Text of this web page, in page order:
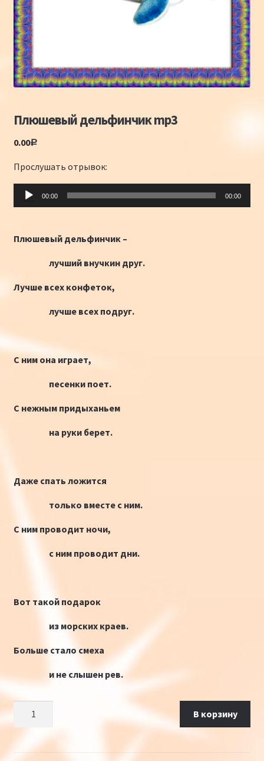
Конкурсы
Интернет-конкурс чтецов «Созвучие 2018»
Наши участники и победители
Плюшевый дельфинчик mp3
0.00Р
Прослушать отрывок:
Аудиоплеер
00:00 00:00
Плюшевый дельфинчик –
лучший внучкин друг.
Лучше всех конфеток,
лучше всех подруг.
С ним она играет,
песенки поет.
С нежным придыханьем
на руки берет.
Даже спать ложится
только вместе с ним.
С ним проводит ночи,
с ним проводит дни.
Вот такой подарок
из морских краев.
Больше стало смеха
и не слышен рев.
Количество Плюшевый дельфинчик mp3 В корзину